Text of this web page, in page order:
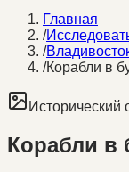
Главная
/
/
/Корабли в
Исторический
Корабли в